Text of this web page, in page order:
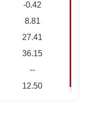
-0.42
8.81
27.41
36.15
--
12.50